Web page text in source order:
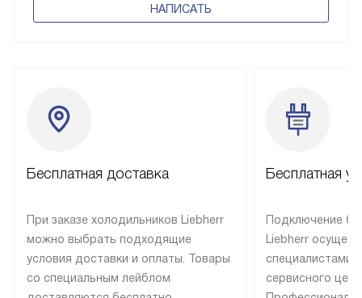
НАПИСАТЬ
Бесплатная доставка
При заказе холодильников Liebherr
можно выбрать подходящие
условия доставки и оплаты. Товары
со специальным лейблом
Бесплатная
Подключение
Liebherr
специалистами
сервисного